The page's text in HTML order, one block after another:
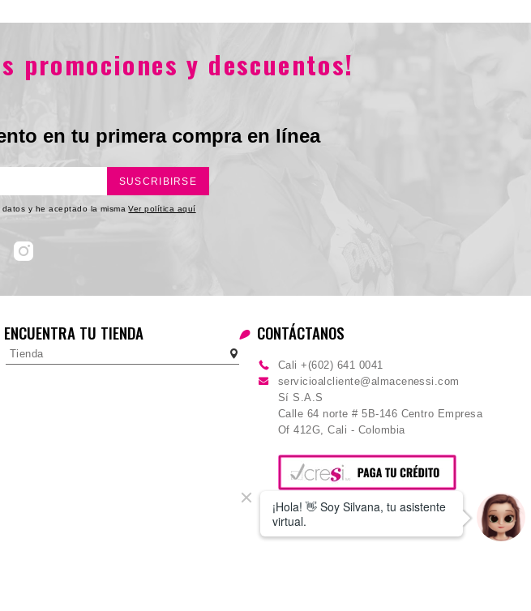
promociones y descuentos!
en tu primera compra en línea
SUSCRIBIRSE
y he aceptado la misma Ver política aquí
ENCUENTRA TU TIENDA
Tienda
CONTÁCTANOS
Cali +(602) 641 0041
servicioalcliente@almacenessi.com
Sí S.A.S
Calle 64 norte # 5B-146 Centro Empresa
Of 412G, Cali - Colombia